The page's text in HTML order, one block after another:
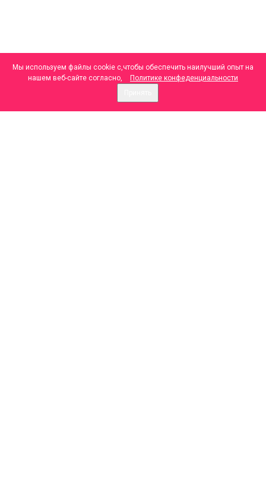
Мы используем файлы cookie с,чтобы обеспечить наилучший опыт на
нашем веб-сайте согласно,
Политике конфеденциальности